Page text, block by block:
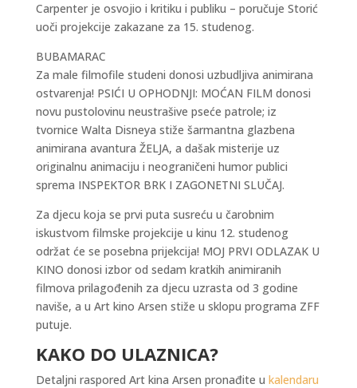
Carpenter je osvojio i kritiku i publiku – poručuje Storić
uoči projekcije zakazane za 15. studenog.
BUBAMARAC
Za male filmofile studeni donosi uzbudljiva animirana
ostvarenja! PSIĆI U OPHODNJI: MOĆAN FILM donosi
novu pustolovinu neustrašive pseće patrole; iz
tvornice Walta Disneya stiže šarmantna glazbena
animirana avantura ŽELJA, a dašak misterije uz
originalnu animaciju i neograničeni humor publici
sprema INSPEKTOR BRK I ZAGONETNI SLUČAJ.
Za djecu koja se prvi puta susreću u čarobnim
iskustvom filmske projekcije u kinu 12. studenog
održat će se posebna prijekcija! MOJ PRVI ODLAZAK U
KINO donosi izbor od sedam kratkih animiranih
filmova prilagođenih za djecu uzrasta od 3 godine
naviše, a u Art kino Arsen stiže u sklopu programa ZFF
putuje.
KAKO DO ULAZNICA?
Detaljni raspored Art kina Arsen pronađite u kalendaru